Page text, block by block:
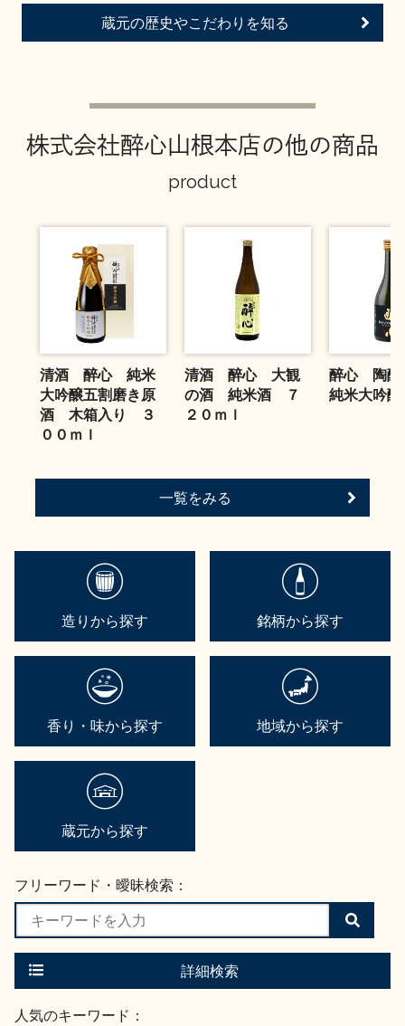
蔵元の歴史やこだわりを知る
株式会社醉心山根本店の他の商品
product
清酒 醉心 純米
大吟醸五割磨き原
酒 木箱入り ３
００ｍｌ
清酒 醉心 大観
の酒 純米酒 ７
２０ｍｌ
醉心 陶
純米大吟
一覧をみる
造りから探す 銘柄から探す
香り・味から探す 地域から探す
蔵元から探す
フリーワード・曖昧検索：
検
索
す
詳細検索
人気のキーワード：